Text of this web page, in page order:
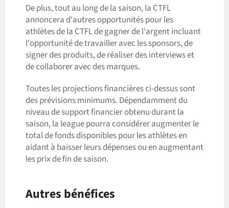
De plus, tout au long de la saison, la CTFL
annoncera d'autres opportunités pour les
athlètes de la CTFL de gagner de l'argent incluant
l'opportunité de travailler avec les sponsors, de
signer des produits, de réaliser des interviews et
de collaborer avec des marques.
Toutes les projections financières ci-dessus sont
des prévisions minimums. Dépendamment du
niveau de support financier obtenu durant la
saison, la league pourra considérer augmenter le
total de fonds disponibles pour les athlètes en
aidant à baisser leurs dépenses ou en augmentant
les prix de fin de saison.
Autres bénéfices